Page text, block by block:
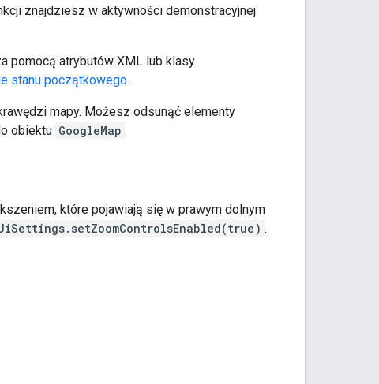
znajdziesz w aktywności demonstracyjnej
pomocą atrybutów XML lub klasy
stanu początkowego.
mapy. Możesz odsunąć elementy
obiektu GoogleMap .
które pojawiają się w prawym dolnym
.